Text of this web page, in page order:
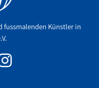
fussmalenden Künstler in